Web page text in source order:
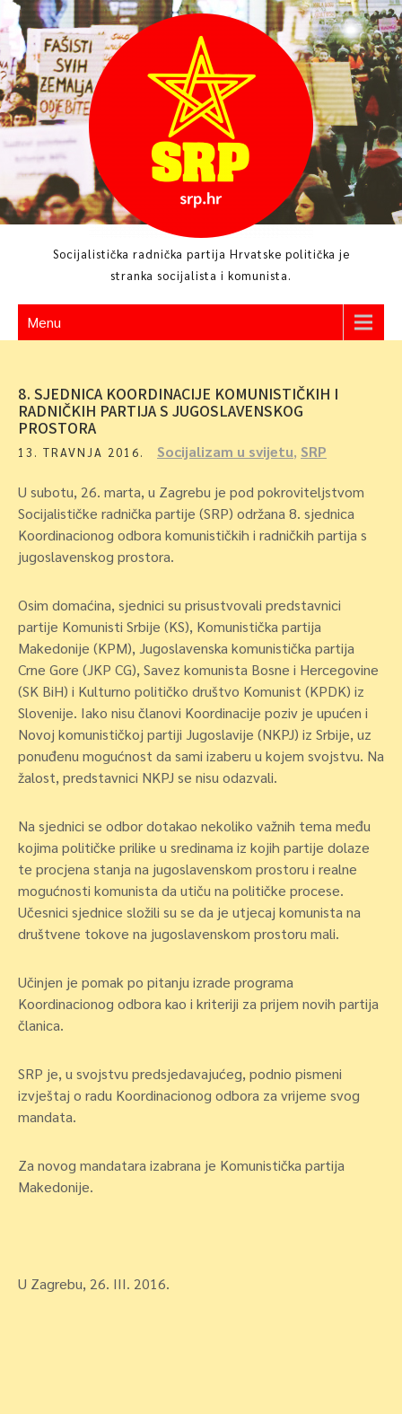
Skip
to
content
Socijalistička radnička partija Hrvatske politička je
stranka socijalista i komunista.
Menu
8. SJEDNICA KOORDINACIJE KOMUNISTIČKIH I
RADNIČKIH PARTIJA S JUGOSLAVENSKOG
PROSTORA
13. TRAVNJA 2016. Socijalizam u svijetu, SRP
U subotu, 26. marta, u Zagrebu je pod pokroviteljstvom
Socijalističke radnička partije (SRP) održana 8. sjednica
Koordinacionog odbora komunističkih i radničkih partija s
jugoslavenskog prostora.
Osim domaćina, sjednici su prisustvovali predstavnici
partije Komunisti Srbije (KS), Komunistička partija
Makedonije (KPM), Jugoslavenska komunistička partija
Crne Gore (JKP CG), Savez komunista Bosne i Hercegovine
(SK BiH) i Kulturno političko društvo Komunist (KPDK) iz
Slovenije. Iako nisu članovi Koordinacije poziv je upućen i
Novoj komunističkoj partiji Jugoslavije (NKPJ) iz Srbije, uz
ponuđenu mogućnost da sami izaberu u kojem svojstvu. Na
žalost, predstavnici NKPJ se nisu odazvali.
Na sjednici se odbor dotakao nekoliko važnih tema među
kojima političke prilike u sredinama iz kojih partije dolaze
te procjena stanja na jugoslavenskom prostoru i realne
mogućnosti komunista da utiču na političke procese.
Učesnici sjednice složili su se da je utjecaj komunista na
društvene tokove na jugoslavenskom prostoru mali.
Učinjen je pomak po pitanju izrade programa
Koordinacionog odbora kao i kriteriji za prijem novih partija
članica.
SRP je, u svojstvu predsjedavajućeg, podnio pismeni
izvještaj o radu Koordinacionog odbora za vrijeme svog
mandata.
Za novog mandatara izabrana je Komunistička partija
Makedonije.
U Zagrebu, 26. III. 2016.